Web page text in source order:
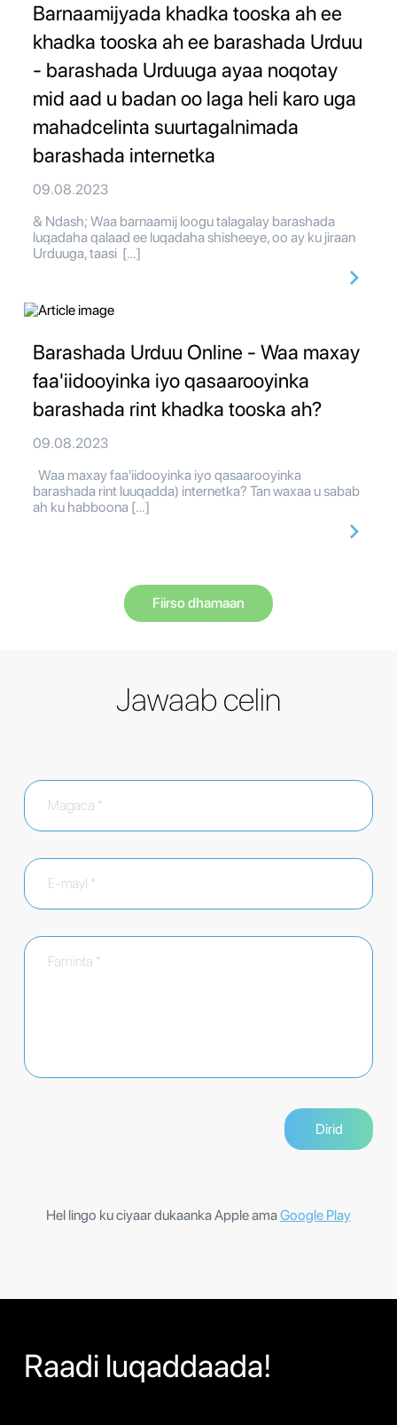
Barnaamijyada khadka tooska ah ee
khadka tooska ah ee barashada Urduu
- barashada Urduuga ayaa noqotay
mid aad u badan oo laga heli karo uga
mahadcelinta suurtagalnimada
barashada internetka
09.08.2023
& Ndash; Waa barnaamij loogu talagalay barashada
luqadaha qalaad ee luqadaha shisheeye, oo ay ku jiraan
Urduuga, taasi […]
Barashada Urduu Online - Waa maxay
faa'iidooyinka iyo qasaarooyinka
barashada rint khadka tooska ah?
09.08.2023
Waa maxay faa'iidooyinka iyo qasaarooyinka
barashada rint luuqadda) internetka? Tan waxaa u sabab
ah ku habboona […]
Fiirso dhamaan
Jawaab celin
Hel lingo ku ciyaar dukaanka Apple amaGoogle Play
Raadi luqaddaada!